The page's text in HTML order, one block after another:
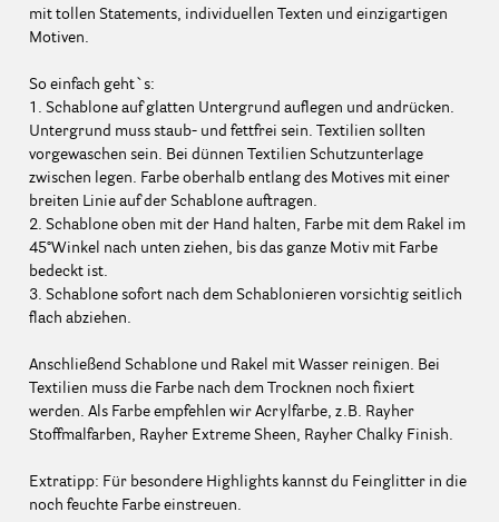
mit tollen Statements, individuellen Texten und einzigartigen
Motiven.
So einfach geht`s:
1. Schablone auf glatten Untergrund auflegen und andrücken.
Untergrund muss staub- und fettfrei sein. Textilien sollten
vorgewaschen sein. Bei dünnen Textilien Schutzunterlage
zwischen legen. Farbe oberhalb entlang des Motives mit einer
breiten Linie auf der Schablone auftragen.
2. Schablone oben mit der Hand halten, Farbe mit dem Rakel im
45°Winkel nach unten ziehen, bis das ganze Motiv mit Farbe
bedeckt ist.
3. Schablone sofort nach dem Schablonieren vorsichtig seitlich
flach abziehen.
Anschließend Schablone und Rakel mit Wasser reinigen. Bei
Textilien muss die Farbe nach dem Trocknen noch fixiert
werden. Als Farbe empfehlen wir Acrylfarbe, z.B. Rayher
Stoffmalfarben, Rayher Extreme Sheen, Rayher Chalky Finish.
Extratipp: Für besondere Highlights kannst du Feinglitter in die
noch feuchte Farbe einstreuen.